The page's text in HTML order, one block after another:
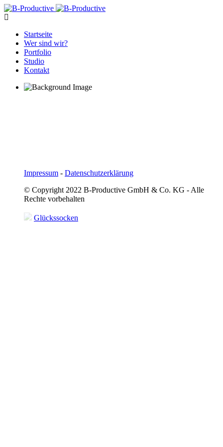
Startseite
Wer sind wir?
Portfolio
Studio
Kontakt
Impressum - Datenschutzerklärung
© Copyright 2022 B-Productive GmbH & Co. KG - Alle
Rechte vorbehalten
Glückssocken